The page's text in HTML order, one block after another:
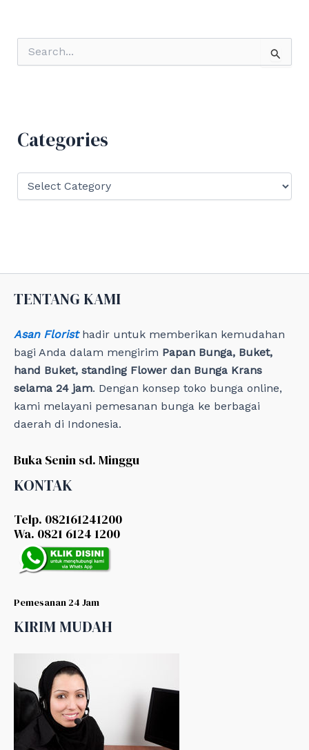
o
Categories
i
s
TENTANG KAMI
Asan Floristhadir untuk memberikan kemudahan
bagi Anda dalam mengirim Papan Bunga, Buket,
hand Buket, standing Flower dan Bunga Krans
selama 24 jam. Dengan konsep toko bunga online,
kami melayani pemesanan bunga ke berbagai
daerah di Indonesia.
Buka Senin sd. Minggu
KONTAK
Telp. 082161241200
Wa. 0821 6124 1200
Pemesanan 24 Jam
KIRIM MUDAH